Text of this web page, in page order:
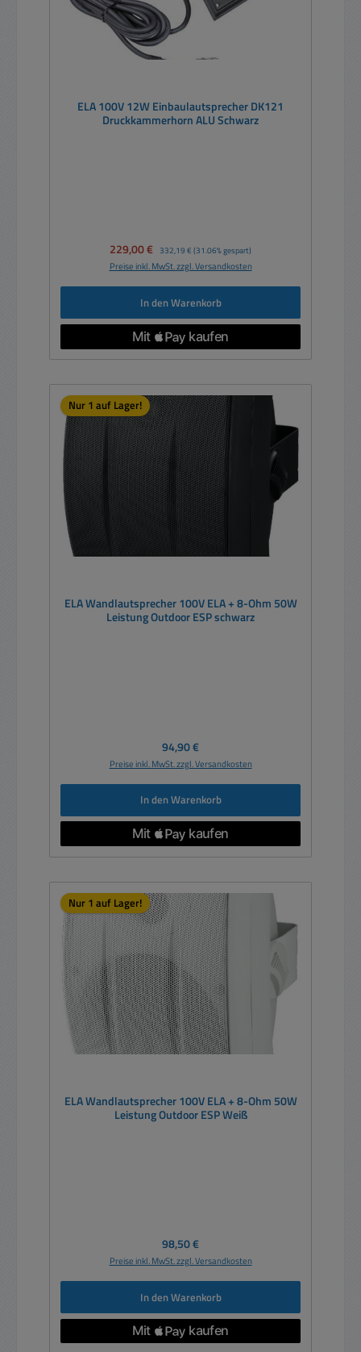
ELA 100V 12W Einbaulautsprecher DK121
Druckkammerhorn ALU Schwarz
Verkaufspreis:
229,00 € Regulärer Preis:
332,19 € (31.06% gespart)
Preise inkl. MwSt. zzgl. Versandkosten
In den Warenkorb
Nur 1 auf Lager!
ELA Wandlautsprecher 100V ELA + 8-Ohm 50W
Leistung Outdoor ESP schwarz
Regulärer Preis:
94,90 €
Preise inkl. MwSt. zzgl. Versandkosten
In den Warenkorb
Nur 1 auf Lager!
ELA Wandlautsprecher 100V ELA + 8-Ohm 50W
Leistung Outdoor ESP Weiß
Regulärer Preis:
98,50 €
Preise inkl. MwSt. zzgl. Versandkosten
In den Warenkorb